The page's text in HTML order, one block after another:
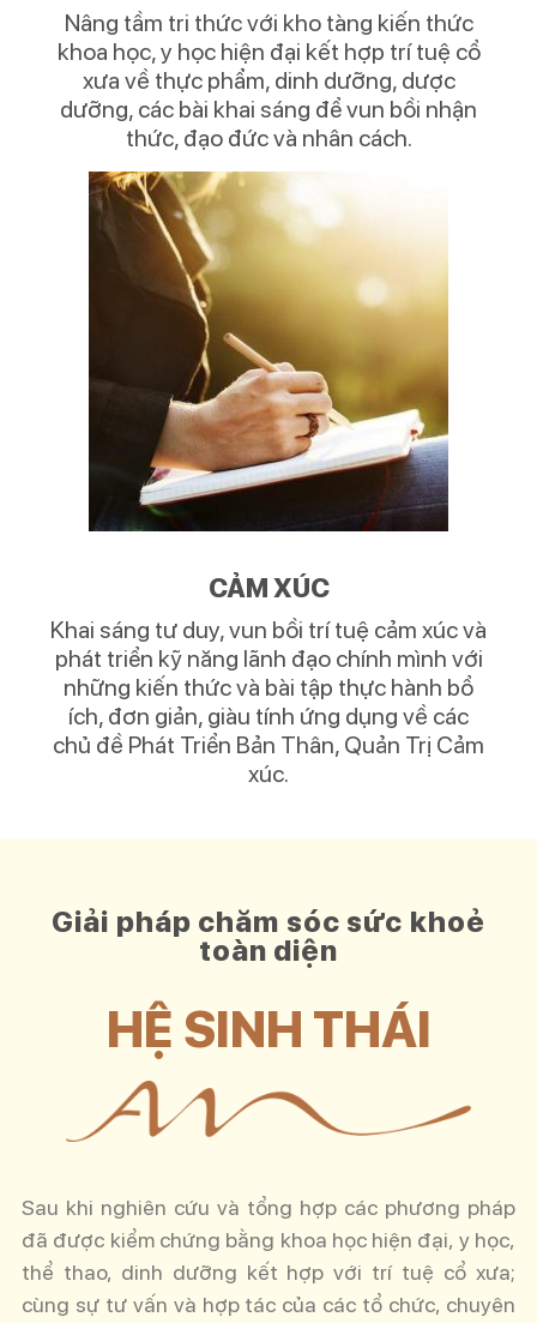
Nâng tầm tri thức với kho tàng kiến thức
khoa học, y học hiện đại kết hợp trí tuệ cổ
xưa về thực phẩm, dinh dưỡng, dược
dưỡng, các bài khai sáng để vun bồi nhận
thức, đạo đức và nhân cách.
CẢM XÚC
Khai sáng tư duy, vun bồi trí tuệ cảm xúc và
phát triển kỹ năng lãnh đạo chính mình với
những kiến thức và bài tập thực hành bổ
ích, đơn giản, giàu tính ứng dụng về các
chủ đề Phát Triển Bản Thân, Quản Trị Cảm
xúc.
Giải pháp chăm sóc sức khoẻ
toàn diện
HỆ SINH THÁI
Sau khi nghiên cứu và tổng hợp các phương pháp
đã được kiểm chứng bằng khoa học hiện đại, y học,
thể thao, dinh dưỡng kết hợp với trí tuệ cổ xưa;
cùng sự tư vấn và hợp tác của các tổ chức, chuyên